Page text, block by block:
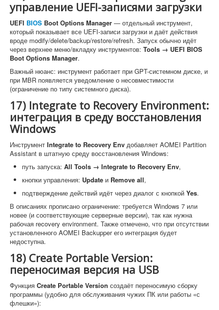
управление UEFI-записями загрузки
UEFI BIOS Boot Options Manager — отдельный инструмент,
который показывает все UEFI-записи загрузки и даёт действия
вроде modify/delete/backup/restore/refresh. Запуск обычно идёт
через верхнее меню/вкладку инструментов: Tools → UEFI BIOS
Boot Options Manager.
Важный нюанс: инструмент работает при GPT-системном диске, и
при MBR появляется уведомление о несовместимости
(ограничение по типу системного диска).
17) Integrate to Recovery Environment:
интеграция в среду восстановления
Windows
Инструмент Integrate to Recovery Env добавляет AOMEI Partition
Assistant в штатную среду восстановления Windows:
путь запуска: All Tools → Integrate to Recovery Env,
кнопки управления: Update и Remove all,
подтверждение действий идёт через диалог с кнопкой Yes.
В описаниях прописано ограничение: требуется Windows 7 или
новее (и соответствующие серверные версии), так как нужна
рабочая recovery environment. Также отмечено, что при отсутствии
установленного AOMEI Backupper его интеграция будет
недоступна.
18) Create Portable Version:
переносимая версия на USB
Функция Create Portable Version создаёт переносимую сборку
программы (удобно для обслуживания чужих ПК или работы «с
флешки»):